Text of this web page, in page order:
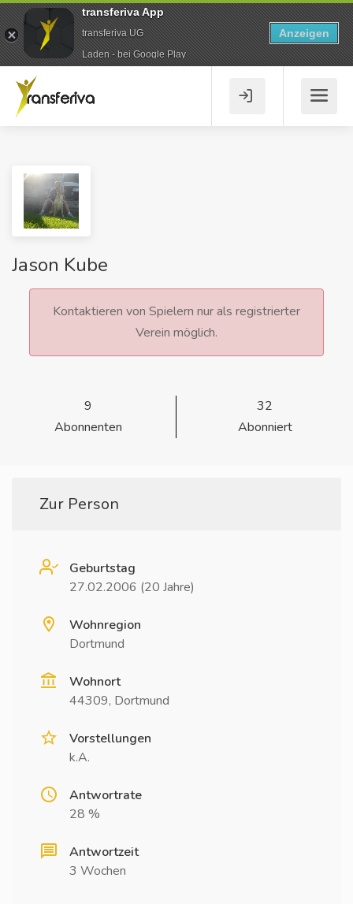
Jason Kube
Kontaktieren von Spielern nur als registrierter
Verein möglich.
9
Abonnenten
32
Abonniert
Zur Person
Geburtstag
27.02.2006 (20 Jahre)
Wohnregion
Dortmund
Wohnort
44309, Dortmund
Vorstellungen
k.A.
Antwortrate
28 %
Antwortzeit
3 Wochen
transferiva App
transferiva UG
Laden - bei Google Play
Anzeigen